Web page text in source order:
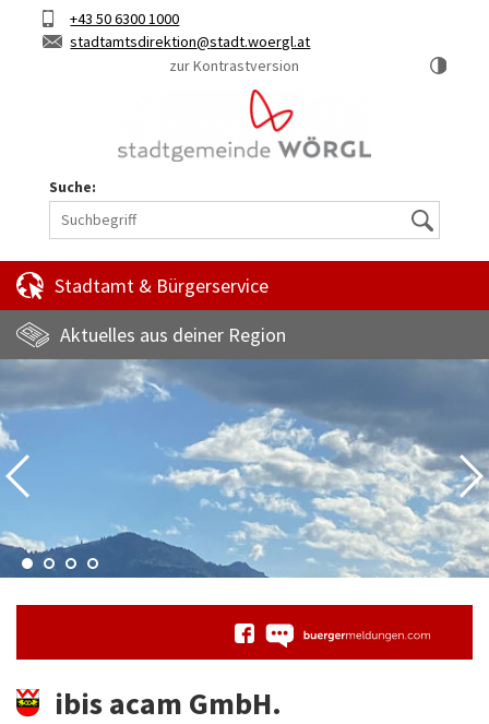
Hauptinhalt
KurztasteTelefon+43 50 6300 1000
E-
stadtamtsdirektion
stadt.woergl.at
zur Kontrastversion
Suche:
Suche
Stadtamt & Bürgerservice
Aktuelles aus deiner Region
ibis acam GmbH.